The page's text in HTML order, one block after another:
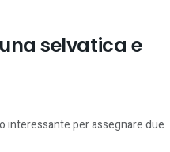
selvatica e
interessante per assegnare due